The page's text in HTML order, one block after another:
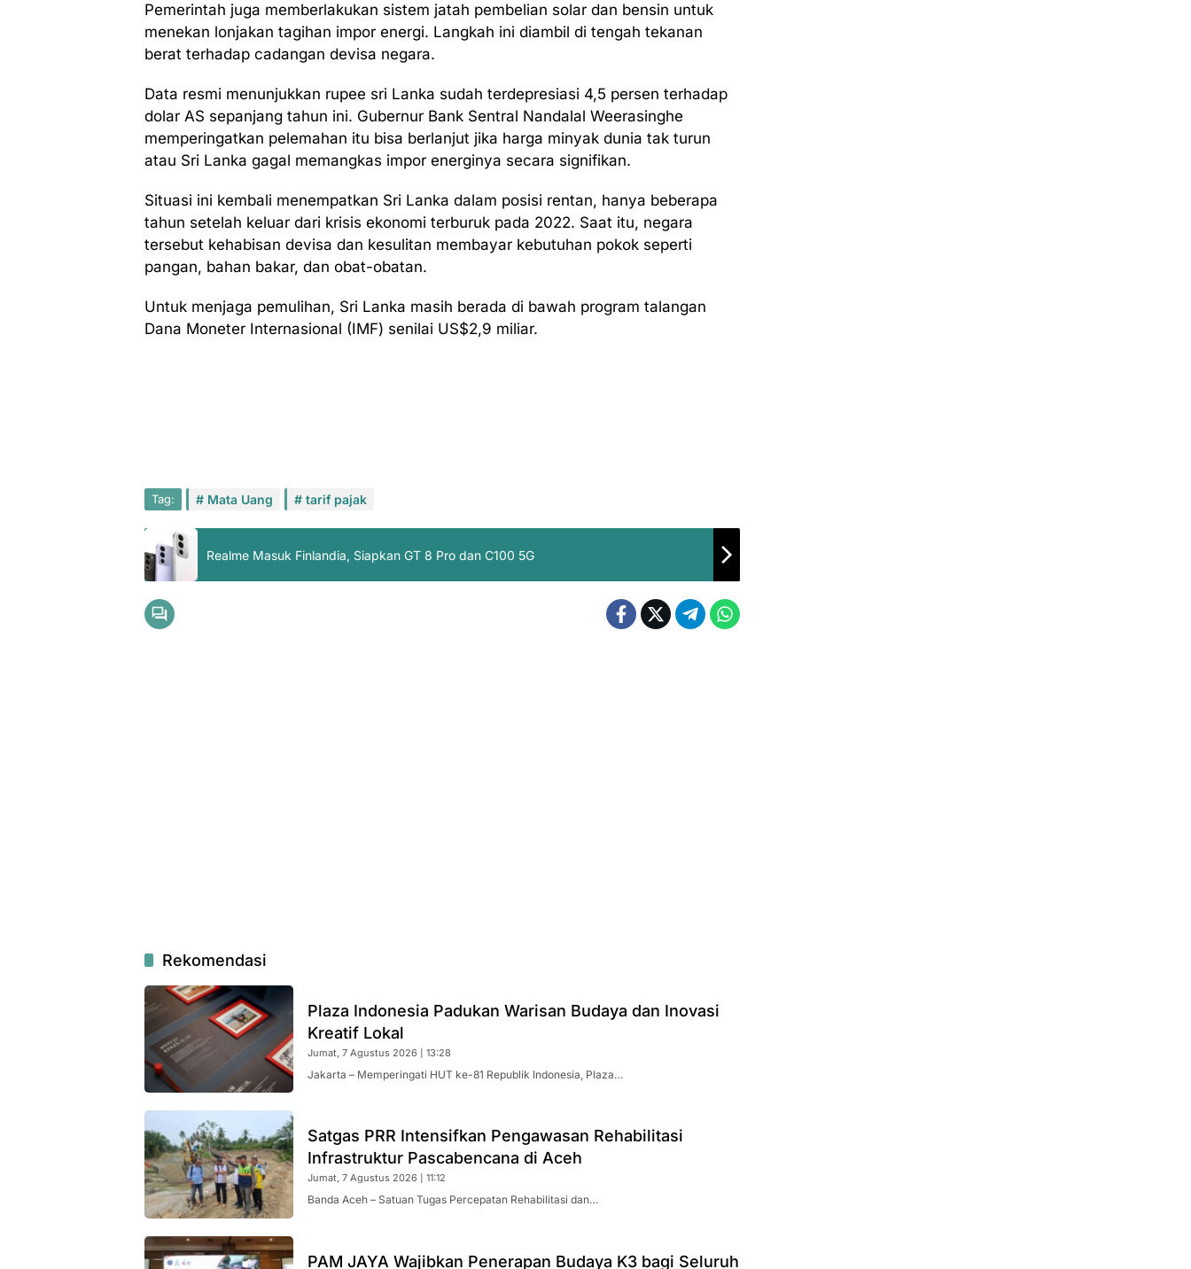
Pemerintah juga memberlakukan sistem jatah pembelian solar dan bensin untuk
menekan lonjakan tagihan impor energi. Langkah ini diambil di tengah tekanan
berat terhadap cadangan devisa negara.
Data resmi menunjukkan rupee sri Lanka sudah terdepresiasi 4,5 persen terhadap
dolar AS sepanjang tahun ini. Gubernur Bank Sentral Nandalal Weerasinghe
memperingatkan pelemahan itu bisa berlanjut jika harga minyak dunia tak turun
atau Sri Lanka gagal memangkas impor energinya secara signifikan.
Situasi ini kembali menempatkan Sri Lanka dalam posisi rentan, hanya beberapa
tahun setelah keluar dari krisis ekonomi terburuk pada 2022. Saat itu, negara
tersebut kehabisan devisa dan kesulitan membayar kebutuhan pokok seperti
pangan, bahan bakar, dan obat-obatan.
Untuk menjaga pemulihan, Sri Lanka masih berada di bawah program talangan
Dana Moneter Internasional (IMF) senilai US$2,9 miliar.
Tag: Mata Uang tarif pajak
Realme Masuk Finlandia, Siapkan GT 8 Pro dan C100 5G
Rekomendasi
Plaza Indonesia Padukan Warisan Budaya dan Inovasi
Kreatif Lokal
Jumat, 7 Agustus 2026 | 13:28
Jakarta – Memperingati HUT ke-81 Republik Indonesia, Plaza…
Satgas PRR Intensifkan Pengawasan Rehabilitasi
Infrastruktur Pascabencana di Aceh
Jumat, 7 Agustus 2026 | 11:12
Banda Aceh – Satuan Tugas Percepatan Rehabilitasi dan…
PAM JAYA Wajibkan Penerapan Budaya K3 bagi Seluruh